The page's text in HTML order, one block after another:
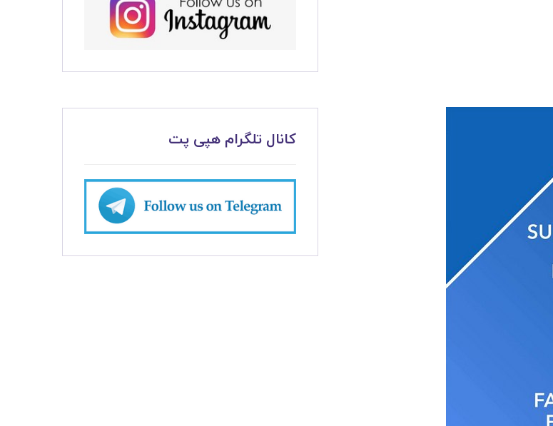
کانال تلگرام هپی پت